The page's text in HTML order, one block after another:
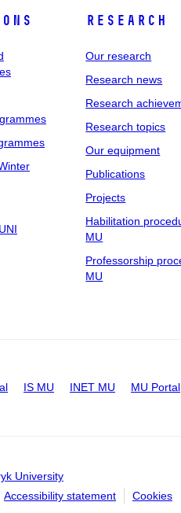
Research
Our research
Research news
Research
Research topics
Our equipment
Publications
Projects
Habilitation
MU
Professorship
MU
IS MU INET MU MU Portal
University
Accessibility statement Cookies